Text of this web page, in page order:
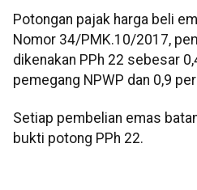
‎‎Potongan pajak harga beli
Nomor 34/PMK.10/2017,
dikenakan PPh 22 sebesar
pemegang NPWP dan 0,9
‎Setiap pembelian emas
bukti potong PPh 22.